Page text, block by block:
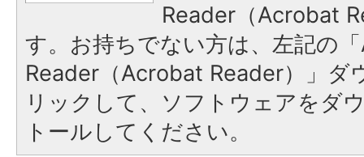
Reader（Acrobat
す。お持ちでない方は、左記の
Reader（Acrobat Reader）」ダ
リックして、ソフトウェアをダ
トールしてください。